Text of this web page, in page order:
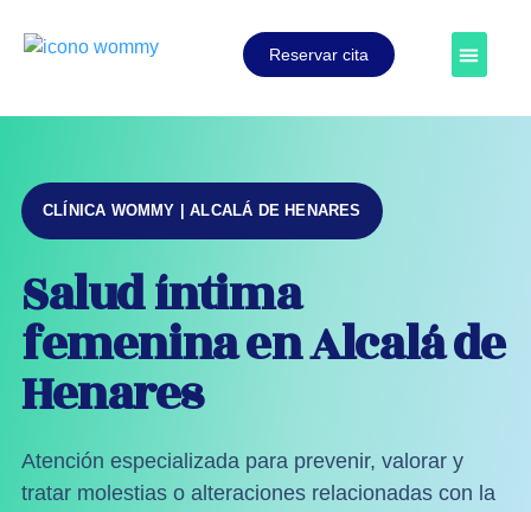
Reservar cita
CLÍNICA WOMMY | ALCALÁ DE HENARES
Salud íntima
femenina en Alcalá de
Henares
Atención especializada para prevenir, valorar y
tratar molestias o alteraciones relacionadas con la